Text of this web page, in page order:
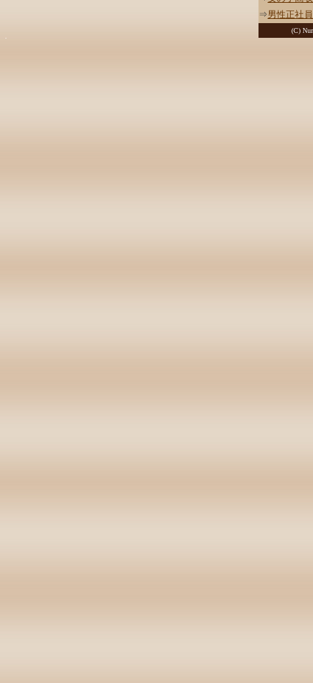
⇒男性正社
(C)